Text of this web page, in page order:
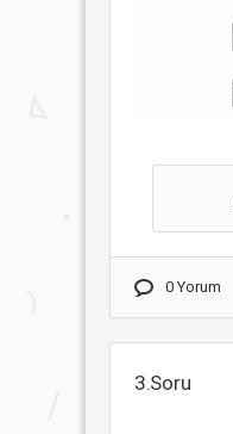
0 Yorum
3.Soru